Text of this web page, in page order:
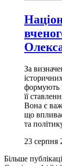
За
формують
її
Вона є
що
та
23 серпня
Більше